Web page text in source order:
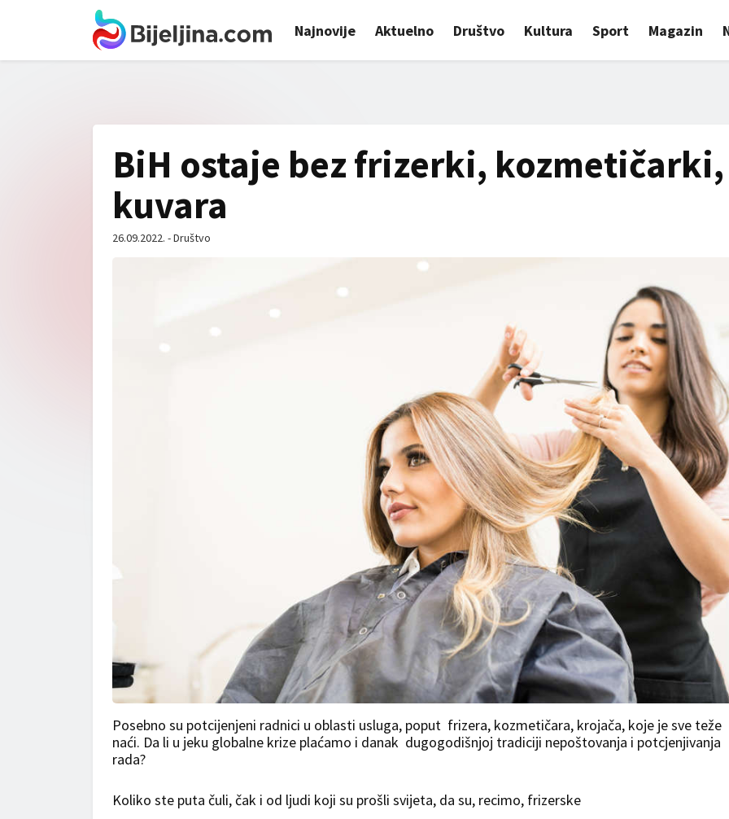
Najnovije Aktuelno Društvo Kultura Sport Magazin
BiH ostaje bez frizerki, kozmetičarki,
kuvara
26.09.2022. - Društvo
Posebno su potcijenjeni radnici u oblasti usluga, poput frizera, kozmetičara, krojača, koje je sve teže
naći. Da li u jeku globalne krize plaćamo i danak dugogodišnjoj tradiciji nepoštovanja i potcjenjivanja
rada?
Koliko ste puta čuli, čak i od ljudi koji su prošli svijeta, da su, recimo, frizerske